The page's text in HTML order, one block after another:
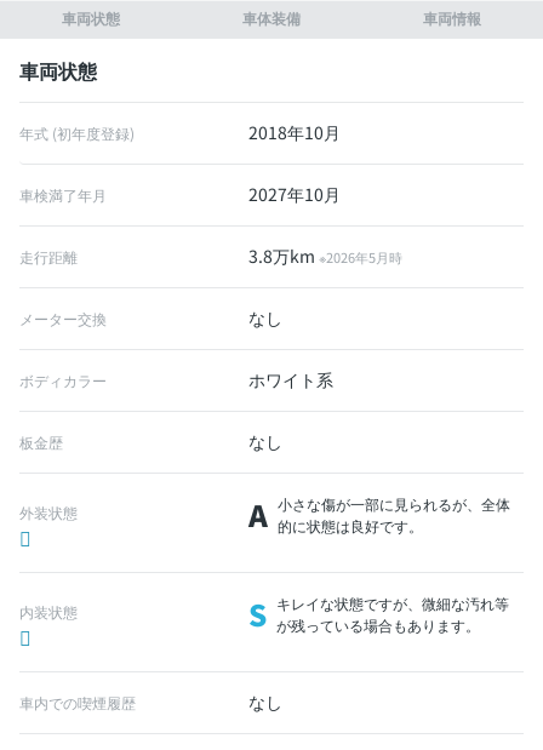
車両状態 車体装備 車両情報
車両状態
年式 (初年度登録) 2018年10月
車検満了年月 2027年10月
走行距離 3.8万km※2026年5月時
メーター交換 なし
ボディカラー ホワイト系
板金歴 なし
外装状態 A 小さな傷が一部に見られるが、全体
的に状態は良好です。
内装状態 S キレイな状態ですが、微細な汚れ等
が残っている場合もあります。
車内での喫煙履歴 なし